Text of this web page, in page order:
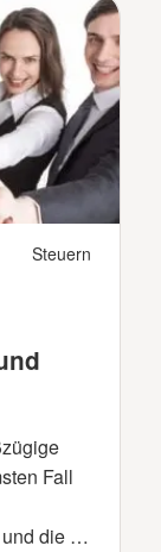
Steuern
Fall
und die …